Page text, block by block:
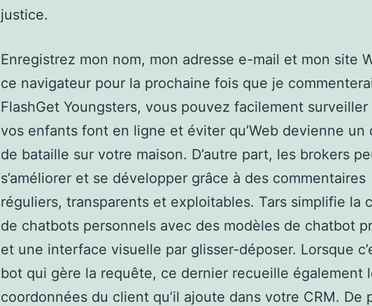
justice.
Enregistrez mon nom, mon adresse e-mail et mon site
ce navigateur pour la prochaine fois que je
FlashGet Youngsters, vous pouvez facilement surveiller
vos enfants font en ligne et éviter qu’Web devienne un
de bataille sur votre maison. D’autre part, les brokers
s’améliorer et se développer grâce à des commentaires
réguliers, transparents et exploitables. Tars simplifie la
de chatbots personnels avec des modèles de chatbot
et une interface visuelle par glisser-déposer. Lorsque
bot qui gère la requête, ce dernier recueille également
coordonnées du client qu’il ajoute dans votre CRM. De